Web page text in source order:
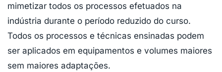
mimetizar todos os processos efetuados na
indústria durante o período reduzido do curso.
Todos os processos e técnicas ensinadas podem
ser aplicados em equipamentos e volumes maiores
sem maiores adaptações.